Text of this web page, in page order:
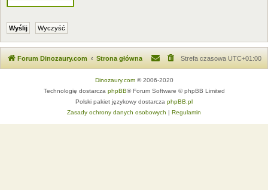
Forum Dinozaury.com Strona główna Strefa czasowa UTC+01:00
Dinozaury.com© 2006-2020
Technologię dostarcza phpBB® Forum Software © phpBB Limited
Polski pakiet językowy dostarcza phpBB.pl
Zasady ochrony danych osobowych | Regulamin